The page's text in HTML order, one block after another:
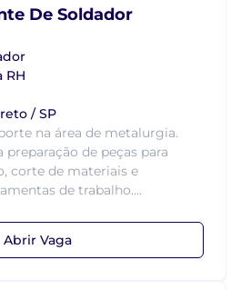
De Soldador
RH
/ SP
na área de metalurgia.
preparação de peças para
corte de materiais e
de trabalho....
Abrir Vaga